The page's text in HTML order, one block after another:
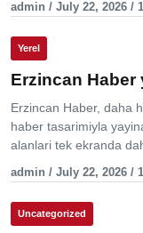
admin / July 22, 2026 /
Yerel
Erzincan
Erzincan Haber, daha
haber tasarimiyla
alanlari tek ekranda
admin / July 22, 2026 /
Uncategorized